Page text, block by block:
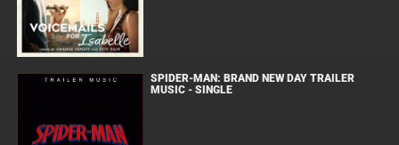
SPIDER-MAN: BRAND NEW DAY TRAILER
MUSIC - SINGLE